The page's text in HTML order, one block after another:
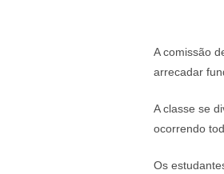
A comissão
arrecadar
A classe se
ocorrendo
Os